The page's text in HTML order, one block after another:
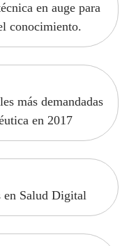
en auge para
conocimiento.
más demandadas
en 2017
en Salud Digital